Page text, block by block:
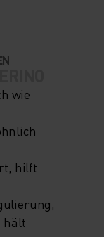
wie
hilft
hält